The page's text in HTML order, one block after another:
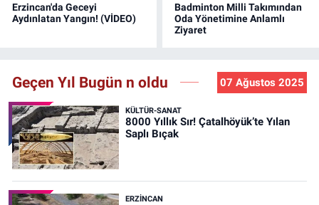
Erzincan'da Geceyi
Aydınlatan Yangın! (VİDEO)
Badminton Milli Takımından
Oda Yönetimine Anlamlı
Ziyaret
Geçen Yıl Bugün n oldu 07 Ağustos 2025
KÜLTÜR-SANAT
8000 Yıllık Sır! Çatalhöyük’te Yılan
Saplı Bıçak
ERZINCAN